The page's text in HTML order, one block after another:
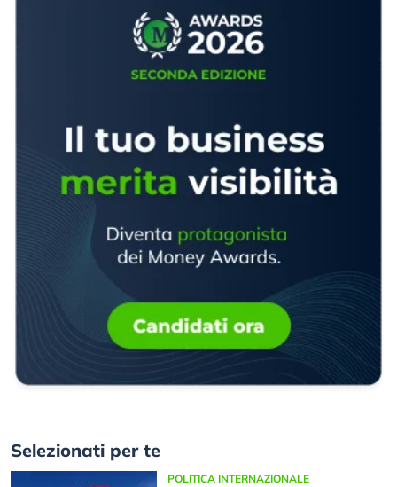
Selezionati per te
POLITICA INTERNAZIONALE